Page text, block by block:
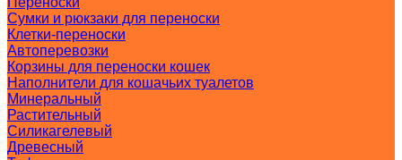
Сумки и рюкзаки для переноски
Клетки-переноски
Автоперевозки
Корзины для переноски кошек
Наполнители для кошачьих туалетов
Минеральный
Растительный
Силикагелевый
Древесный